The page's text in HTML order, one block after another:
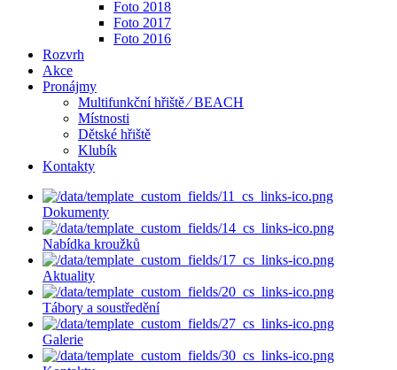
Foto 2018
Foto 2017
Foto 2016
Rozvrh
Akce
Pronájmy
Multifunkční hřiště ⁄ BEACH
Místnosti
Dětské hřiště
Klubík
Kontakty
Dokumenty
Nabídka kroužků
Aktuality
Tábory a soustředění
Galerie